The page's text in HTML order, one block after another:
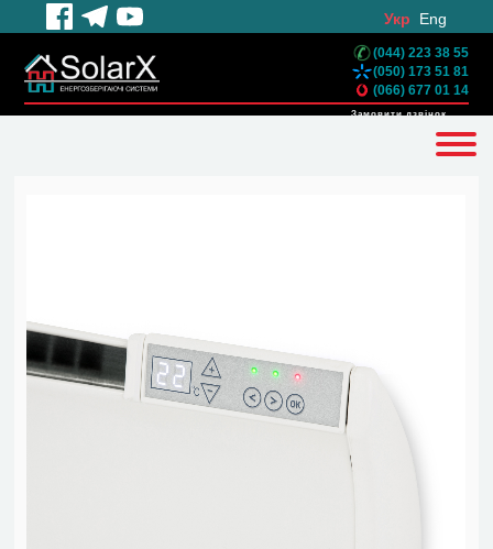
Укр Eng
(044) 223 38 55
(050) 173 51 81
(066) 677 01 14
Замовити дзвінок